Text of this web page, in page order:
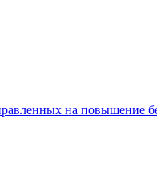
на повышение